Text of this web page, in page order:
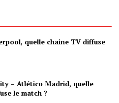
quelle chaine TV diffuse
– Atlético Madrid, quelle
le match ?